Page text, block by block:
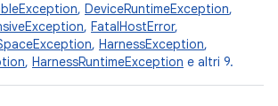
, DeviceRuntimeException,
, FatalHostError,
, HarnessException,
, HarnessRuntimeException e altri 9.